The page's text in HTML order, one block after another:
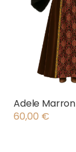
Adele Marron
60,00 €